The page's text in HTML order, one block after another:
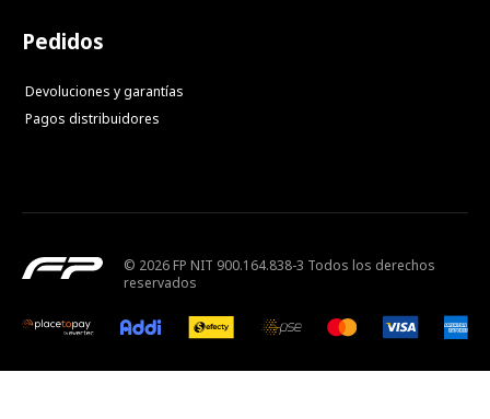
Pedidos
Devoluciones y garantías
Pagos distribuidores
© 2026 FP NIT 900.164.838-3 Todos los derechos
reservados